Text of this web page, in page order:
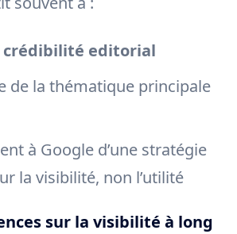
crédibilité editorial
de la thématique principale
à Google d’une stratégie
la visibilité, non l’utilité
sur la visibilité à long